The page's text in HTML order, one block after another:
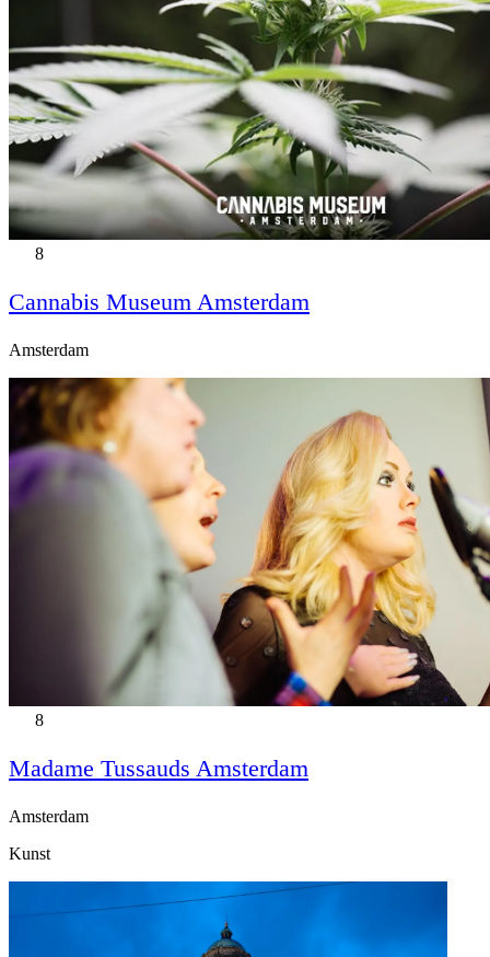
8
Cannabis Museum Amsterdam
Amsterdam
8
Madame Tussauds Amsterdam
Amsterdam
Kunst